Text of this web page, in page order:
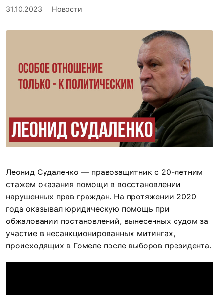
31.10.2023 Новости
Леонид Судаленко — правозащитник с 20-летним
стажем оказания помощи в восстановлении
нарушенных прав граждан. На протяжении 2020
года оказывал юридическую помощь при
обжаловании постановлений, вынесенных судом за
участие в несанкционированных митингах,
происходящих в Гомеле после выборов президента.